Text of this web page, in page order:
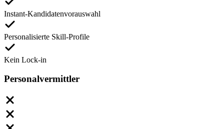
Instant-Kandidatenvorauswahl
Personalisierte Skill-Profile
Kein Lock-in
Personalvermittler